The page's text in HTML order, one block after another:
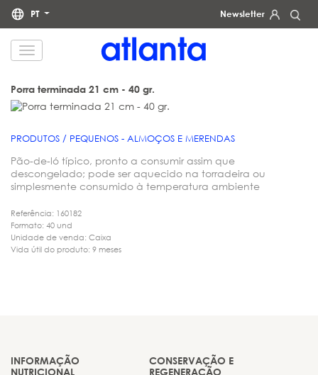
PT Newsletter
Informamos que os seus dados pessoais serão tratados pela atlanta Restauración Temática S.L., com o
objetivo de lhe enviar a nossa newsletter. Poderá exercer, a qualquer momento, os seus direitos de acesso,
DE PRIVACIDADE.
Porra terminada 21 cm - 40 gr.
PRODUTOS / PEQUENOS - ALMOÇOS E MERENDAS
Pão-de-ló típico, pronto a consumir assim que
descongelado; pode ser aquecido na torradeira ou
simplesmente consumido à temperatura ambiente
Referência: 160182
Formato: 40 und
Unidade de venda: Caixa
Vida útil do produto: 9 meses
INFORMAÇÃO
NUTRICIONAL
CONSERVAÇÃO E
REGENERAÇÃO